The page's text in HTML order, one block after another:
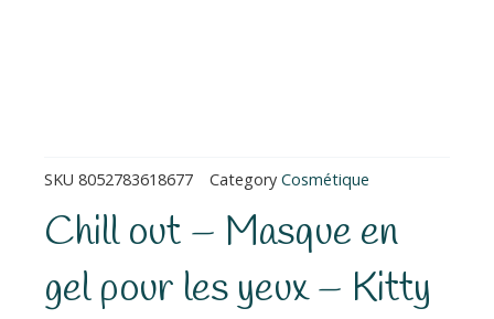
SKU 8052783618677 Category Cosmétique
Chill out – Masque en
gel pour les yeux – Kitty